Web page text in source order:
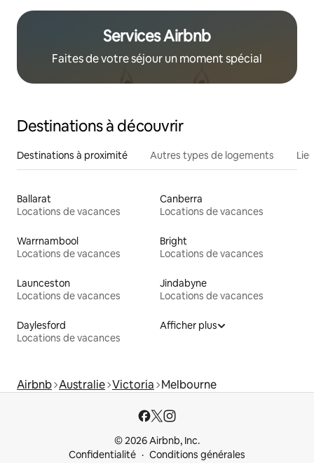
Services Airbnb
Faites de votre séjour un moment spécial
Destinations à découvrir
Destinations à proximité Autres types de logements
Ballarat
Locations de vacances
Canberra
Locations de vacances
Warrnambool
Locations de vacances
Bright
Locations de vacances
Launceston
Locations de vacances
Jindabyne
Locations de vacances
Daylesford
Locations de vacances
Afficher plus
Airbnb Australie Victoria Melbourne
© 2026 Airbnb, Inc.
Confidentialité
Conditions générales